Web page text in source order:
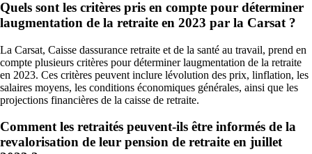
Quels sont les critères pris en compte pour déterminer
laugmentation de la retraite en 2023 par la Carsat ?
La Carsat, Caisse dassurance retraite et de la santé au travail, prend en
compte plusieurs critères pour déterminer laugmentation de la retraite
en 2023. Ces critères peuvent inclure lévolution des prix, linflation, les
salaires moyens, les conditions économiques générales, ainsi que les
projections financières de la caisse de retraite.
Comment les retraités peuvent-ils être informés de la
revalorisation de leur pension de retraite en juillet